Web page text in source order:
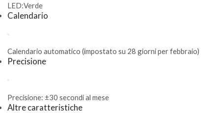
LED:Verde
Calendario
Calendario automatico (impostato su 28 giorni per febbraio)
Precisione
Precisione: ±30 secondi al mese
Altre caratteristiche